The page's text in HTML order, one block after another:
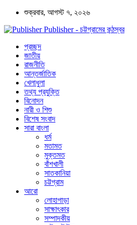
শুক্রবার, আগস্ট ৭, ২০২৬
Publisher - চট্টগ্রামের কন্ঠস্বর
প্রচ্ছদ
জাতীয়
রাজনীতি
আন্তর্জাতিক
খেলাধুলা
তথ্য প্রযুক্তি
বিনোদন
নারী ও শিশু
বিশেষ সংবাদ
সারা বাংলা
ধর্ম
মতামত
মুক্তমত
বাঁশখালী
সাতকানিয়া
চট্টগ্রাম
আরো
লোহাগাড়া
সাক্ষাৎকার
সম্পাদকীয়